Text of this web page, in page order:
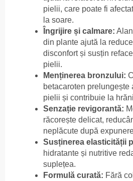
pielii, care poate fi
la soare.
Îngrijire și calmare:
din plante ajută la
disconfort și susțin
pielii.
Menținerea bronzului:
betacaroten prelungește
pielii și contribuie la
Senzație revigorantă:
răcorește delicat,
neplăcute după
Susținerea elasticității
hidratante și nutritive
suplețea.
Formulă curată: Fără